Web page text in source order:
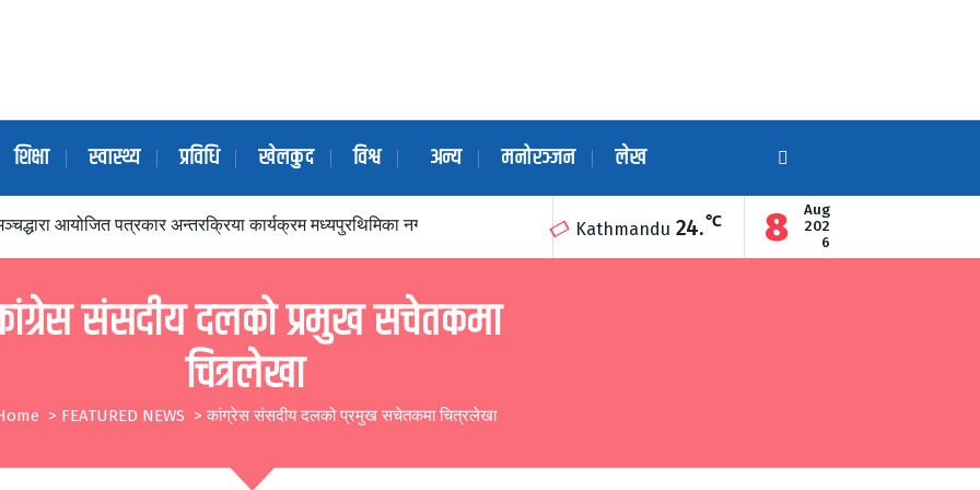
शिक्षा स्वास्थ्य प्रविधि खेलकुद विश्व अन्य मनोरञ्जन लेख
आयोजित पत्रकार अन्तरक्रिया कार्यक्रम मध्यपुरथिमिका नगर प्रमुखद्धारा उद्घाटन गुण्डुको अन्नन्त कुण्डमा हरेक महिनाको अन्तिम सोमबार दिव्य
Kathmandu 24.℃ 8
Aug
202
6
संसदीय दलको प्रमुख सचेतकमा
चित्रलेखा
> FEATURED NEWS > कांग्रेस संसदीय दलको प्रमुख सचेतकमा चित्रलेखा